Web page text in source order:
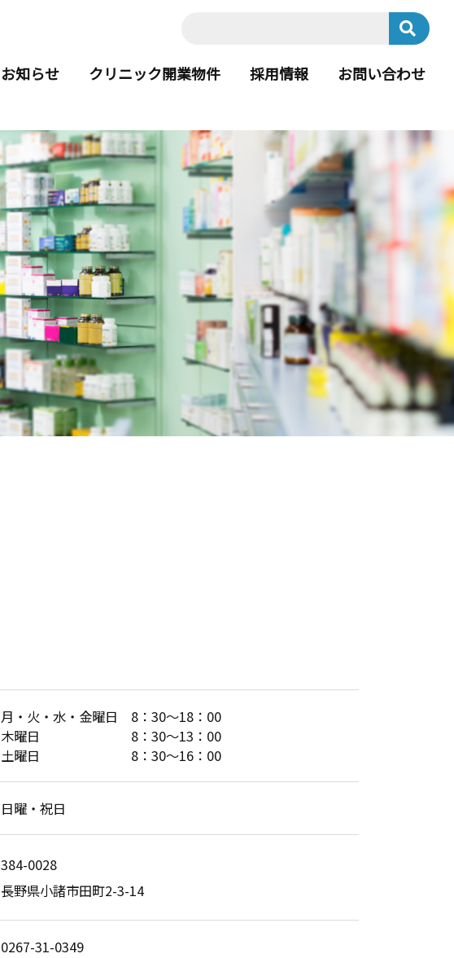
お知らせ クリニック開業物件 採用情報 お問い合わせ
月・火・水・金曜日 8：30～18：00
木曜日 8：30～13：00
土曜日 8：30～16：00
日曜・祝日
384-0028
長野県小諸市田町2-3-14
0267-31-0349